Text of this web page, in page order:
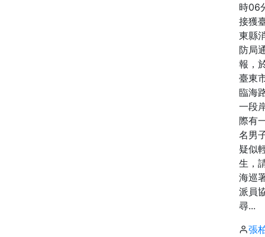
時06
接獲
東縣
防局
報，
臺東
臨海
一段
際有
名男
疑似
生，
海巡
派員
尋...
張